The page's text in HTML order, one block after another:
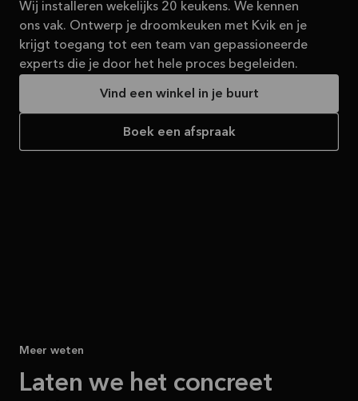
Wij installeren wekelijks 20 keukens. We kennen
ons vak. Ontwerp je droomkeuken met Kvik en je
krijgt toegang tot een team van gepassioneerde
experts die je door het hele proces begeleiden.
Vind een winkel in je buurt
Boek een afspraak
Meer weten
Laten we het concreet